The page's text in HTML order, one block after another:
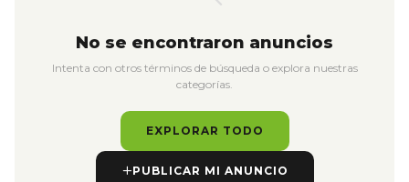
No se encontraron anuncios
Intenta con otros términos de búsqueda o explora nuestras
categorías.
EXPLORAR TODO
PUBLICAR MI ANUNCIO